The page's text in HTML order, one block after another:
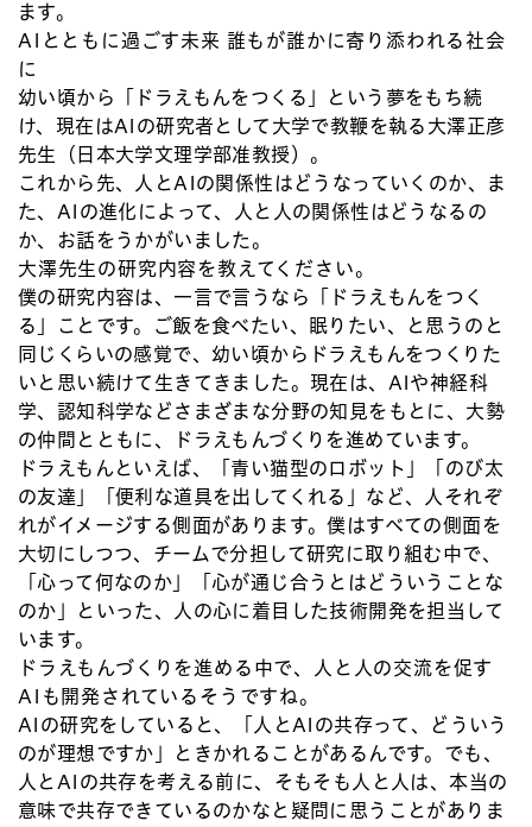
ます。
AIとともに過ごす未来 誰もが誰かに寄り添われる社会
に
幼い頃から「ドラえもんをつくる」という夢をもち続
け、現在はAIの研究者として大学で教鞭を執る大澤正彦
先生（日本大学文理学部准教授）。
これから先、人とAIの関係性はどうなっていくのか、ま
た、AIの進化によって、人と人の関係性はどうなるの
か、お話をうかがいました。
大澤先生の研究内容を教えてください。
僕の研究内容は、一言で言うなら「ドラえもんをつく
る」ことです。ご飯を食べたい、眠りたい、と思うのと
同じくらいの感覚で、幼い頃からドラえもんをつくりた
いと思い続けて生きてきました。現在は、AIや神経科
学、認知科学などさまざまな分野の知見をもとに、大勢
の仲間とともに、ドラえもんづくりを進めています。
ドラえもんといえば、「青い猫型のロボット」「のび太
の友達」「便利な道具を出してくれる」など、人それぞ
れがイメージする側面があります。僕はすべての側面を
大切にしつつ、チームで分担して研究に取り組む中で、
「心って何なのか」「心が通じ合うとはどういうことな
のか」といった、人の心に着目した技術開発を担当して
います。
ドラえもんづくりを進める中で、人と人の交流を促す
AIも開発されているそうですね。
AIの研究をしていると、「人とAIの共存って、どういう
のが理想ですか」ときかれることがあるんです。でも、
人とAIの共存を考える前に、そもそも人と人は、本当の
意味で共存できているのかなと疑問に思うことがありま